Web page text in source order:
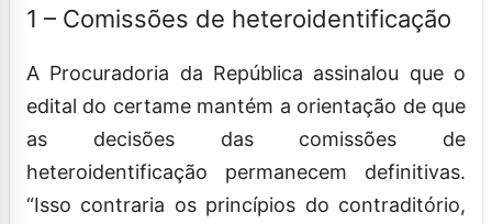
1 – Comissões de heteroidentificação
A Procuradoria da República assinalou que o
edital do certame mantém a orientação de que
as decisões das comissões de
heteroidentificação permanecem definitivas.
“Isso contraria os princípios do contraditório,